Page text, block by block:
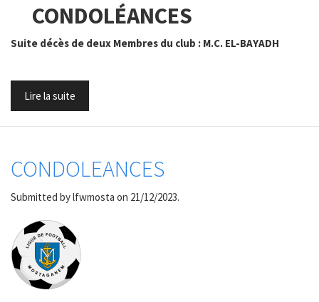
CONDOLÉANCES
Suite décès de deux Membres du club : M.C. EL-BAYADH
Lire la suite
CONDOLEANCES
Submitted bylfwmosta on 21/12/2023.